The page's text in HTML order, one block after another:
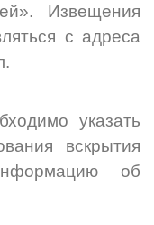
Извещения
с адреса
указать
вскрытия
об